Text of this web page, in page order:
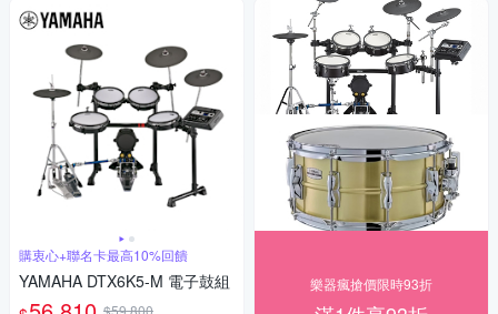
購衷心+聯名卡最高10%回饋
YAMAHA DTX6K5-M 電子鼓組
樂器瘋搶價限時93折